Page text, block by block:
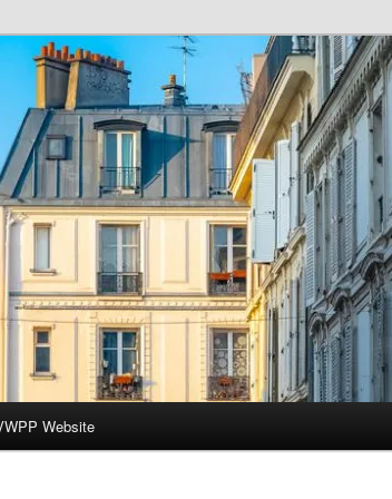
Programme à Paris
Website